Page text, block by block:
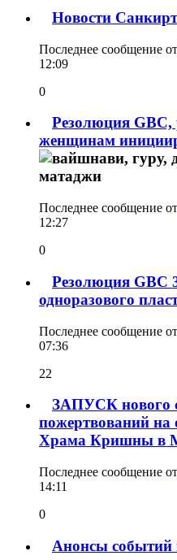
Новости
Последнее сообщение от
12:09
0
Резолюция
женщинам
Последнее сообщение от
12:27
0
Резолюция GBC
одноразового
Последнее сообщение от
07:36
22
ЗАПУСК нового
пожертвований на
Храма Кришны в
Последнее сообщение от
14:11
0
Анонсы событий